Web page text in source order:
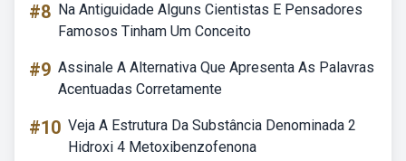
#8 Na Antiguidade Alguns Cientistas E Pensadores
Famosos Tinham Um Conceito
#9 Assinale A Alternativa Que Apresenta As Palavras
Acentuadas Corretamente
#10 Veja A Estrutura Da Substância Denominada 2
Hidroxi 4 Metoxibenzofenona